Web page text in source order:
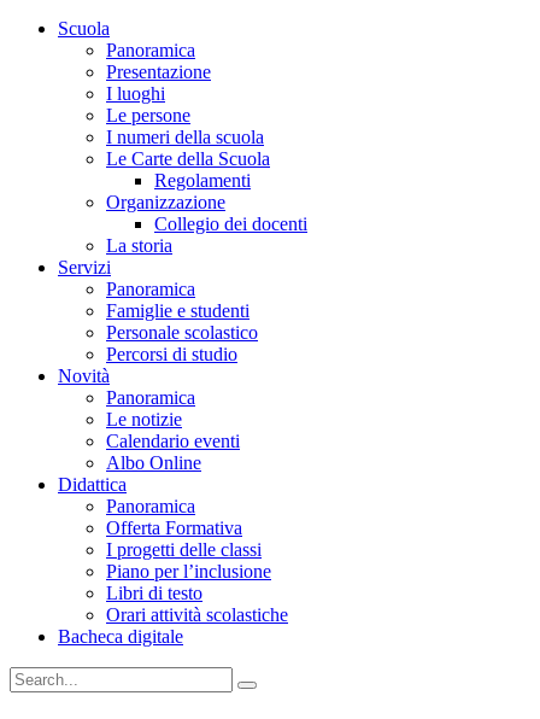
Scuola
Panoramica
Presentazione
I luoghi
Le persone
I numeri della scuola
Le Carte della Scuola
Regolamenti
Organizzazione
Collegio dei docenti
La storia
Servizi
Panoramica
Famiglie e studenti
Personale scolastico
Percorsi di studio
Novità
Panoramica
Le notizie
Calendario eventi
Albo Online
Didattica
Panoramica
Offerta Formativa
I progetti delle classi
Piano per l’inclusione
Libri di testo
Orari attività scolastiche
Bacheca digitale